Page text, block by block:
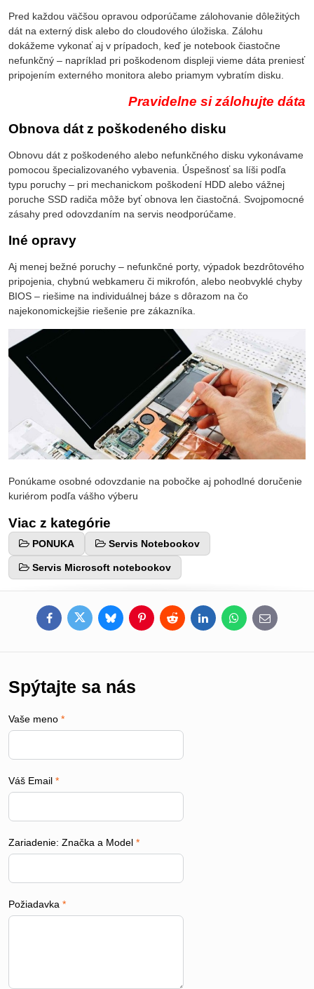
Pred každou väčšou opravou odporúčame zálohovanie dôležitých
dát na externý disk alebo do cloudového úložiska. Zálohu
dokážeme vykonať aj v prípadoch, keď je notebook čiastočne
nefunkčný – napríklad pri poškodenom displeji vieme dáta preniesť
pripojením externého monitora alebo priamym vybratím disku.
Pravidelne si zálohujte dáta
Obnova dát z poškodeného disku
Obnovu dát z poškodeného alebo nefunkčného disku vykonávame
pomocou špecializovaného vybavenia. Úspešnosť sa líši podľa
typu poruchy – pri mechanickom poškodení HDD alebo vážnej
poruche SSD radiča môže byť obnova len čiastočná. Svojpomocné
zásahy pred odovzdaním na servis neodporúčame.
Iné opravy
Aj menej bežné poruchy – nefunkčné porty, výpadok bezdrôtového
pripojenia, chybnú webkameru či mikrofón, alebo neobvyklé chyby
BIOS – riešime na individuálnej báze s dôrazom na čo
najekonomickejšie riešenie pre zákazníka.
Ponúkame osobné odovzdanie na pobočke aj pohodlné doručenie
kuriérom podľa vášho výberu
Viac z kategórie
PONUKA Servis Notebookov
Servis Microsoft notebookov
FacebookTwitterBlueskyPinterestRedditLinkedInWhatsApp
E-
mail
Spýtajte sa nás
Vaše meno *
Váš Email *
Zariadenie: Značka a Model *
Požiadavka *